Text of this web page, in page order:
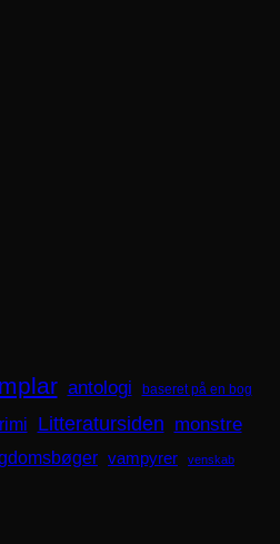
antologi baseret på en bog
Litteratursiden monstre
vampyrer venskab